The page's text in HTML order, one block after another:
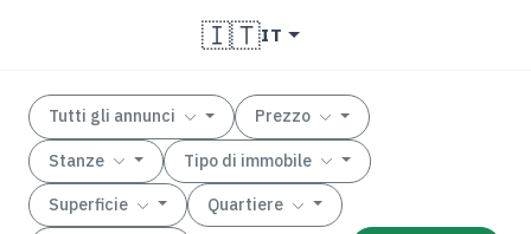
🇮🇹IT
Tutti gli annunci Prezzo
Stanze Tipo di immobile
Superficie Quartiere